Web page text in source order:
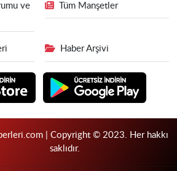
ve
Tüm Manşetler
Haber Arşivi
| Copyright © 2023. Her hakkı
saklıdır.